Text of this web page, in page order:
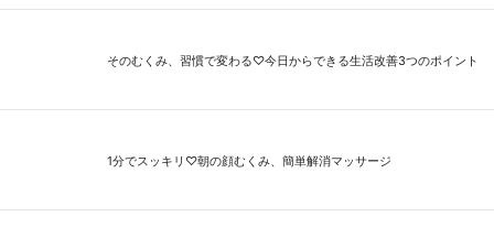
そのむくみ、習慣で変わる♡今日からできる生活改善3つのポイント
1分でスッキリ♡朝の顔むくみ、簡単解消マッサージ